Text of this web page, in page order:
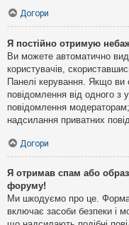
Догори
Я постійно отримую
Ви можете автоматично
користувачів,
Панелі керування. Якщо ви
повідомлення від одного з
повідомлення
надсилання приватних
Догори
Я отримав спам або
форуму!
Ми шкодуємо про це.
включає засоби безпеки і